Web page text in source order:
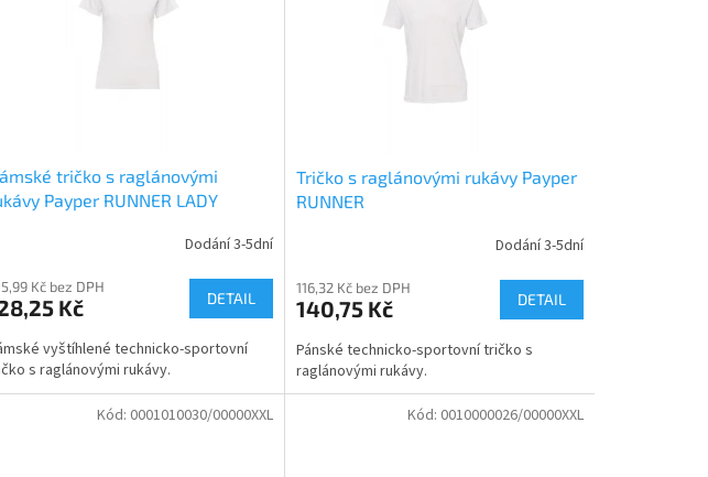
tričko s raglánovými
Payper RUNNER LADY
Dodání 3-5dní
Kč bez DPH
Kč DETAIL
vyštíhlené technicko-sportovní
s raglánovými rukávy.
Tričko s raglánovými rukávy Payper
RUNNER
Dodání 3-5dní
116,32 Kč bez DPH
140,75 Kč DETAIL
Pánské technicko-sportovní tričko s
raglánovými rukávy.
Kód: 0001010030/00000XXL Kód: 0010000026/00000XXL